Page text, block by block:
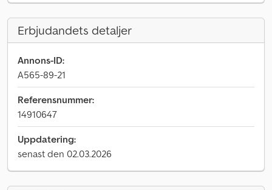
Erbjudandets detaljer
Annons-ID:
A565-89-21
Referensnummer:
14910647
Uppdatering:
senast den 02.03.2026